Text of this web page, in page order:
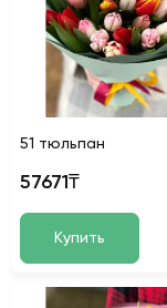
51 тюльпан
57671₸
Купить